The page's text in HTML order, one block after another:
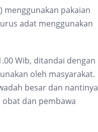
pakaian
adat menggunakan
Wib, ditandai dengan
oleh masyarakat.
besar dan nantinya
dan pembawa